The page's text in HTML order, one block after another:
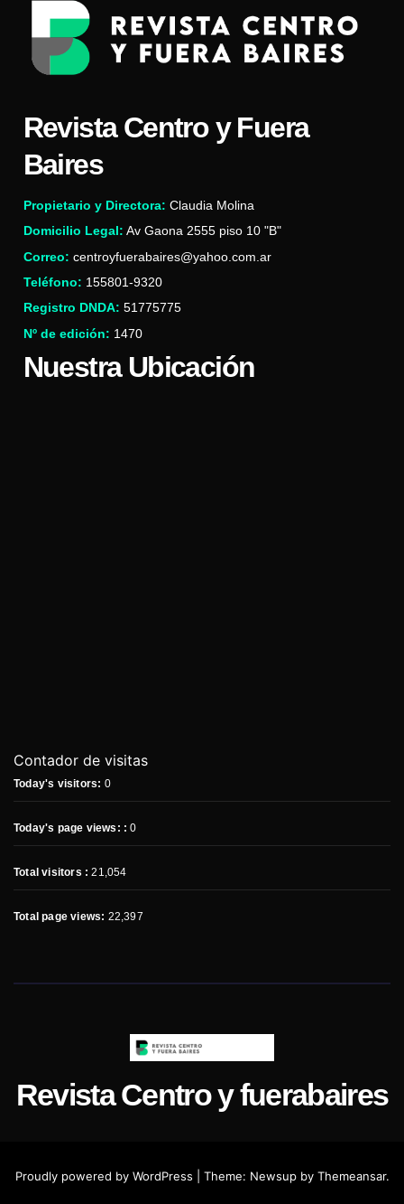
Revista Centro y Fuera
Baires
Propietario y Directora: Claudia Molina
Domicilio Legal: Av Gaona 2555 piso 10 "B"
Correo: centroyfuerabaires@yahoo.com.ar
Teléfono: 155801-9320
Registro DNDA: 51775775
Nº de edición: 1470
Nuestra Ubicación
Contador de visitas
Today's visitors: 0
Today's page views: :0
Total visitors :21,054
Total page views: 22,397
Revista Centro y fuerabaires
Proudly powered by WordPress Theme: Newsupby Themeansar.